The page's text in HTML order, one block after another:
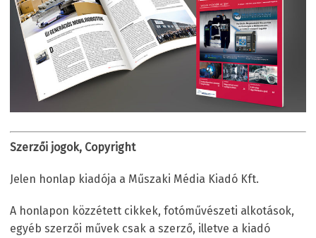
Szerzői jogok, Copyright
Jelen honlap kiadója a Műszaki Média Kiadó Kft.
A honlapon közzétett cikkek, fotóművészeti alkotások,
egyéb szerzői művek csak a szerző, illetve a kiadó